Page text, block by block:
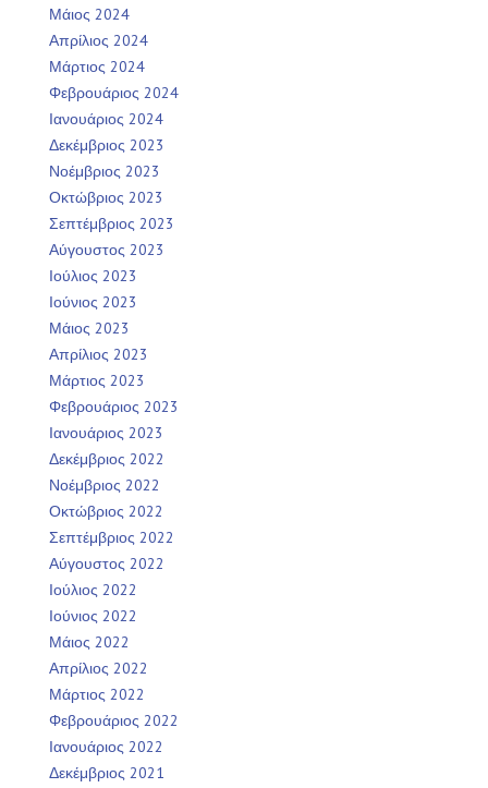
Μάιος 2024
Απρίλιος 2024
Μάρτιος 2024
Φεβρουάριος 2024
Ιανουάριος 2024
Δεκέμβριος 2023
Νοέμβριος 2023
Οκτώβριος 2023
Σεπτέμβριος 2023
Αύγουστος 2023
Ιούλιος 2023
Ιούνιος 2023
Μάιος 2023
Απρίλιος 2023
Μάρτιος 2023
Φεβρουάριος 2023
Ιανουάριος 2023
Δεκέμβριος 2022
Νοέμβριος 2022
Οκτώβριος 2022
Σεπτέμβριος 2022
Αύγουστος 2022
Ιούλιος 2022
Ιούνιος 2022
Μάιος 2022
Απρίλιος 2022
Μάρτιος 2022
Φεβρουάριος 2022
Ιανουάριος 2022
Δεκέμβριος 2021